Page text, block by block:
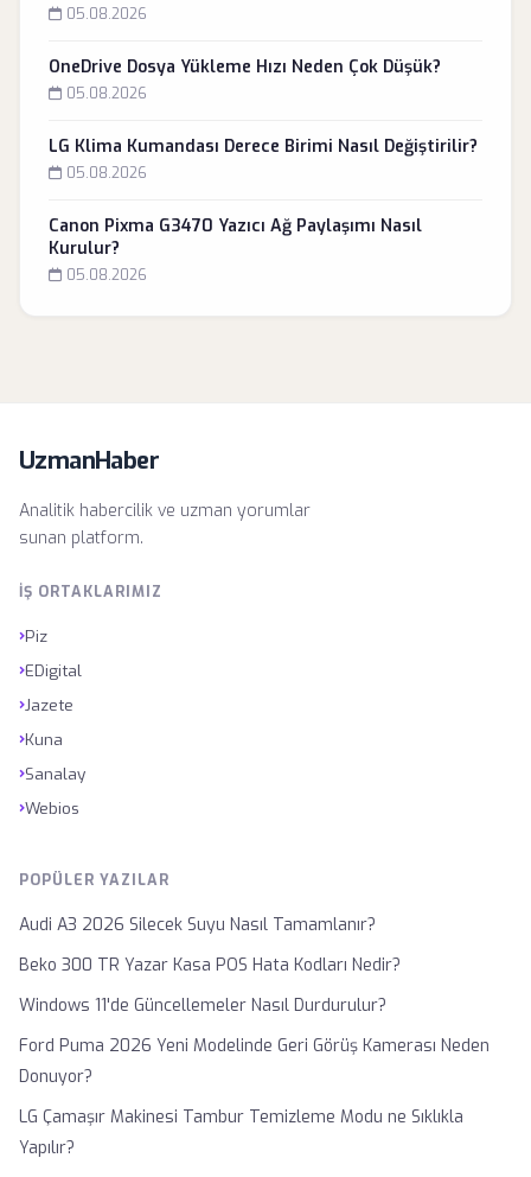
05.08.2026
OneDrive Dosya Yükleme Hızı Neden Çok Düşük?
05.08.2026
LG Klima Kumandası Derece Birimi Nasıl Değiştirilir?
05.08.2026
Canon Pixma G3470 Yazıcı Ağ Paylaşımı Nasıl
Kurulur?
05.08.2026
UzmanHaber
Analitik habercilik ve uzman yorumlar
sunan platform.
İŞ ORTAKLARIMIZ
›Piz
›EDigital
›Jazete
›Kuna
›Sanalay
›Webios
POPÜLER YAZILAR
Audi A3 2026 Silecek Suyu Nasıl Tamamlanır?
Beko 300 TR Yazar Kasa POS Hata Kodları Nedir?
Windows 11'de Güncellemeler Nasıl Durdurulur?
Ford Puma 2026 Yeni Modelinde Geri Görüş Kamerası Neden
Donuyor?
LG Çamaşır Makinesi Tambur Temizleme Modu ne Sıklıkla
Yapılır?